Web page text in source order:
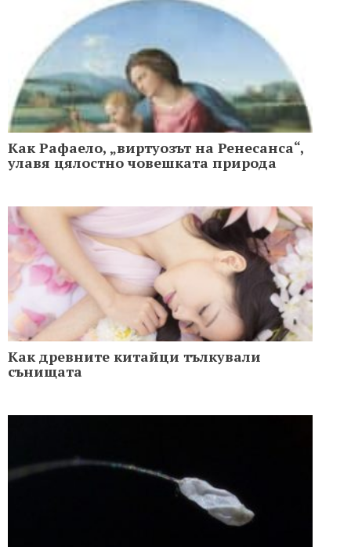
Как Рафаело, „виртуозът на Ренесанса“,
улaвя цялостно човешката природа
Как древните китайци тълкували
сънищата